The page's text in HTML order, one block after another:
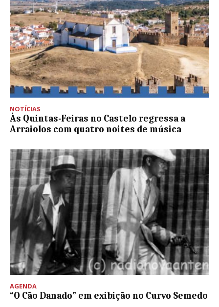
NOTÍCIAS
Às Quintas-Feiras no Castelo regressa a
Arraiolos com quatro noites de música
AGENDA
“O Cão Danado” em exibição no Curvo Semedo